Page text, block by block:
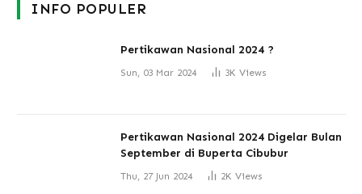
INFO POPULER
Pertikawan Nasional 2024 ?
Sun, 03 Mar 2024 3K Views
Pertikawan Nasional 2024 Digelar Bulan
September di Buperta Cibubur
Thu, 27 Jun 2024 2K Views